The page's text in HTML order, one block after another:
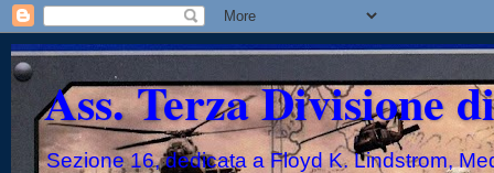
Ass. Terza Divisione
Sezione 16, dedicata a Floyd K. Lindstrom,